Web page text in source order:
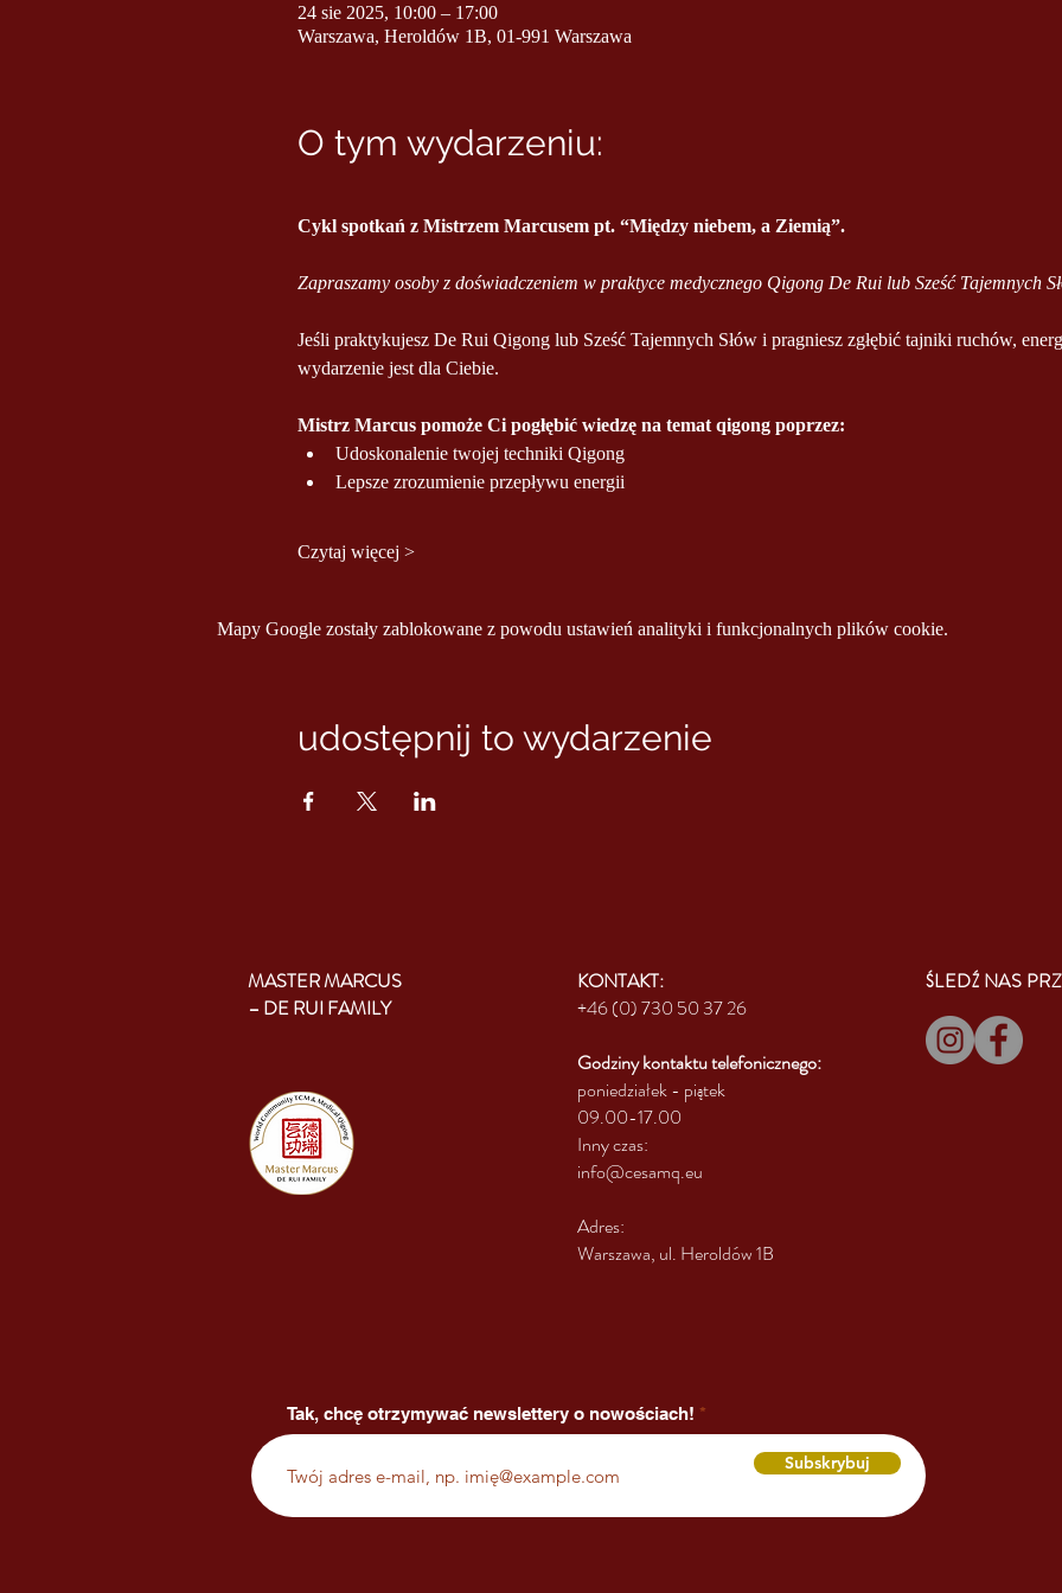
24 sie 2025, 10:00 – 17:00
Warszawa, Heroldów 1B, 01-991 Warszawa
O tym wydarzeniu:
Cykl spotkań z Mistrzem Marcusem pt. “Między niebem, a Ziemią”.
Zapraszamy osoby z doświadczeniem w praktyce medycznego Qigong De Rui lub Sześć Tajemnych
Jeśli praktykujesz De Rui Qigong lub Sześć Tajemnych Słów i pragniesz zgłębić tajniki ruchów,
wydarzenie jest dla Ciebie.
Mistrz Marcus pomoże Ci pogłębić wiedzę na temat qigong poprzez:
Udoskonalenie twojej techniki Qigong
Lepsze zrozumienie przepływu energii
Czytaj więcej >
Mapy Google zostały zablokowane z powodu ustawień analityki i funkcjonalnych plików cookie.
udostępnij to wydarzenie
KONTAKT:
+46 (0) 730 50 37 26
Godziny kontaktutelefonicznego:
poniedziałek - piątek
09.00-17.00
Inny czas:
info@cesamq.eu
Adres:
Warszawa, ul. Heroldów 1B
MASTER MARCUS
– DE RUI FAMILY
ŚLEDŹ NAS
Tak, chcę otrzymywać newslettery o nowościach!
Subskrybuj